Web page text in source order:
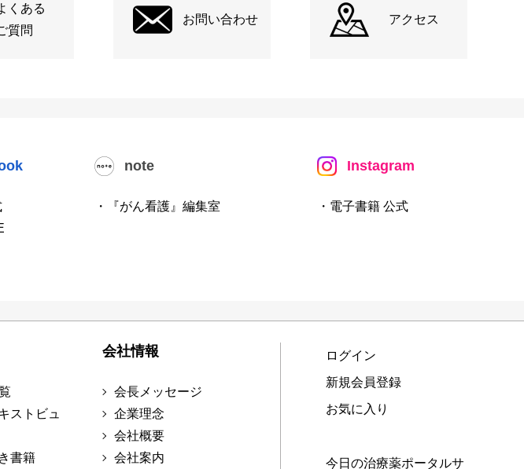
くある
質問
お問い合わせ アクセス
note
・『がん看護』編集室
Instagram
・電子書籍 公式
ストビュ
書籍
会社情報
会長メッセージ
企業理念
会社概要
会社案内
ログイン
新規会員登録
お気に入り
今日の治療薬ポータルサ